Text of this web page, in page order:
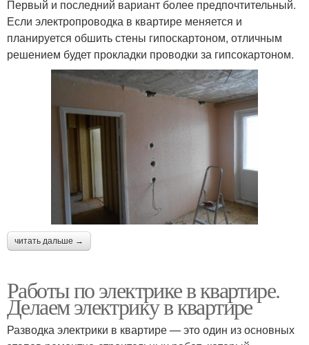
Первый и последний вариант более предпочтительный.
Если электропроводка в квартире меняется и
планируется обшить стены гипоскартоном, отличным
решением будет прокладки проводки за гипсокартоном.
читать дальше →
Работы по электрике в квартире.
Делаем электрику в квартире
Разводка электрики в квартире — это один из основных